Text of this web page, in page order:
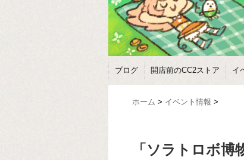
ブログ 開店前のCC2ストア イ
ホーム > イベント情報 >
「ソラトロボ